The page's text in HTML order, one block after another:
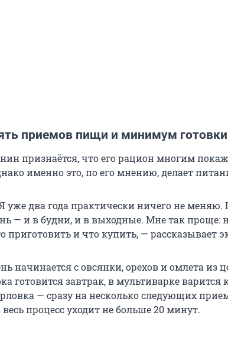
приемов пищи и минимум готовки
признаётся, что его рацион многим
именно это, по его мнению, делает
уже два года практически ничего не
— и в будни, и в выходные. Мне так проще:
приготовить и что купить, — рассказывает
начинается с овсянки, орехов и омлета из
готовится завтрак, в мультиварке варится
— сразу на несколько следующих
весь процесс уходит не больше 20 минут.